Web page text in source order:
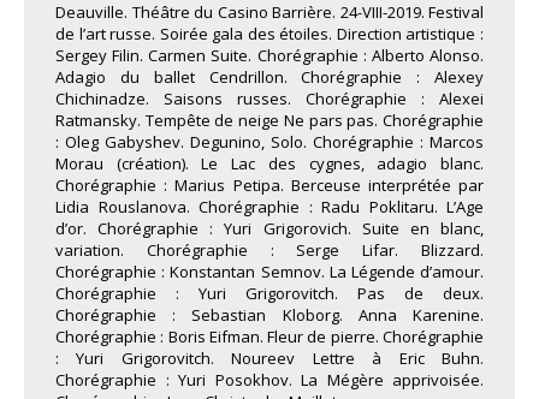
Deauville. Théâtre du Casino Barrière. 24-VIII-2019. Festival
de l’art russe. Soirée gala des étoiles. Direction artistique :
Sergey Filin. Carmen Suite. Chorégraphie : Alberto Alonso.
Adagio du ballet Cendrillon. Chorégraphie : Alexey
Chichinadze. Saisons russes. Chorégraphie : Alexei
Ratmansky. Tempête de neige Ne pars pas. Chorégraphie
: Oleg Gabyshev. Degunino, Solo. Chorégraphie : Marcos
Morau (création). Le Lac des cygnes, adagio blanc.
Chorégraphie : Marius Petipa. Berceuse interprétée par
Lidia Rouslanova. Chorégraphie : Radu Poklitaru. L’Age
d’or. Chorégraphie : Yuri Grigorovich. Suite en blanc,
variation. Chorégraphie : Serge Lifar. Blizzard.
Chorégraphie : Konstantan Semnov. La Légende d’amour.
Chorégraphie : Yuri Grigorovitch. Pas de deux.
Chorégraphie : Sebastian Kloborg. Anna Karenine.
Chorégraphie : Boris Eifman. Fleur de pierre. Chorégraphie
: Yuri Grigorovitch. Noureev Lettre à Eric Buhn.
Chorégraphie : Yuri Posokhov. La Mégère apprivoisée.